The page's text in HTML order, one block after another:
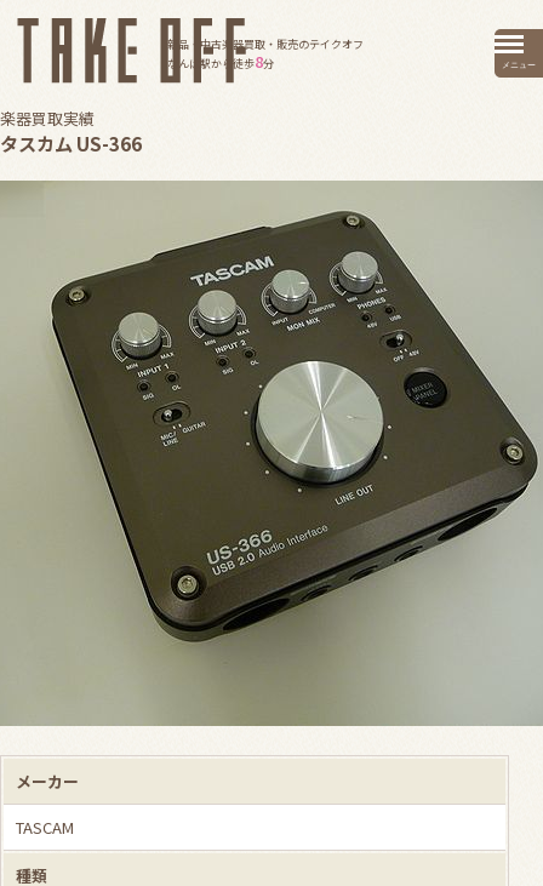
新品・中古楽器買取・販売のテイクオフ
なんば駅から徒歩8分 メニュー
楽器買取実績
タスカム US-366
メーカー
TASCAM
種類